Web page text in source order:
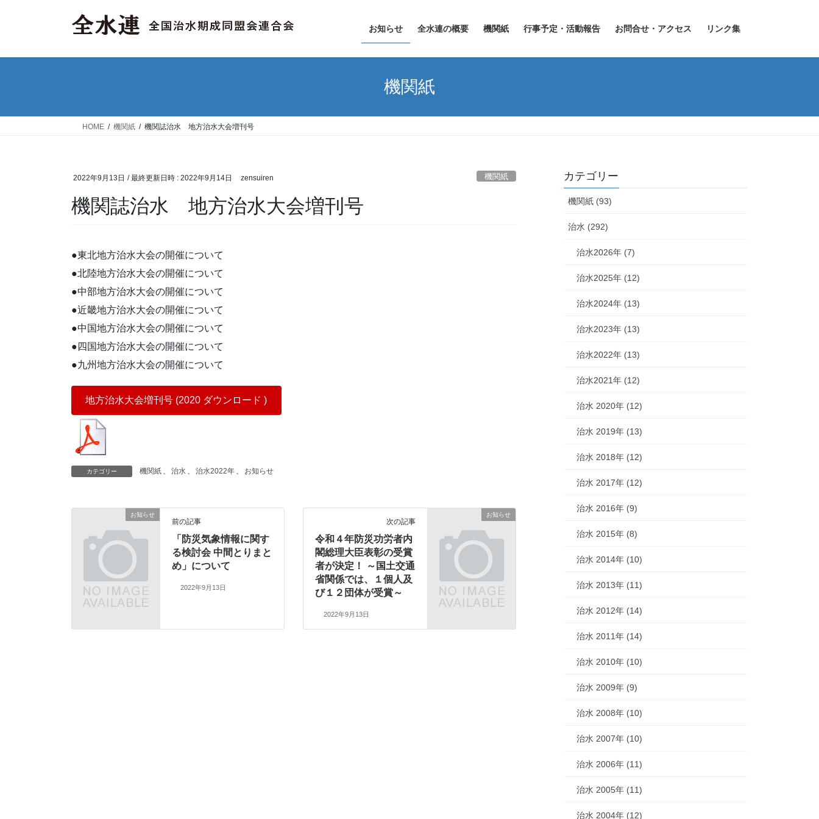
お知らせ 全水連の概要 機関紙 行事予定・活動報告 お問合せ・アクセス リンク集
機関紙
HOME 機関紙 機関誌治水 地方治水大会増刊号
2022年9月13日 / 最終更新日時 : 2022年9月14日 zensuiren 機関紙
機関誌治水 地方治水大会増刊号
●東北地方治水大会の開催について
●北陸地方治水大会の開催について
●中部地方治水大会の開催について
●近畿地方治水大会の開催について
●中国地方治水大会の開催について
●四国地方治水大会の開催について
●九州地方治水大会の開催について
地方治水大会増刊号 (2020 ダウンロード )
カテゴリー 機関紙 治水 治水2022年 お知らせ
お知らせ
前の記事
「防災気象情報に関す
る検討会 中間とりまと
め」について
2022年9月13日
お知らせ
次の記事
令和４年防災功労者内
閣総理大臣表彰の受賞
者が決定！ ～国土交通
省関係では、１個人及
び１２団体が受賞～
2022年9月13日
カテゴリー
機関紙 (93)
治水 (292)
治水2026年 (7)
治水2025年 (12)
治水2024年 (13)
治水2023年 (13)
治水2022年 (13)
治水2021年 (12)
治水 2020年 (12)
治水 2019年 (13)
治水 2018年 (12)
治水 2017年 (12)
治水 2016年 (9)
治水 2015年 (8)
治水 2014年 (10)
治水 2013年 (11)
治水 2012年 (14)
治水 2011年 (14)
治水 2010年 (10)
治水 2009年 (9)
治水 2008年 (10)
治水 2007年 (10)
治水 2006年 (11)
治水 2005年 (11)
治水 2004年 (12)